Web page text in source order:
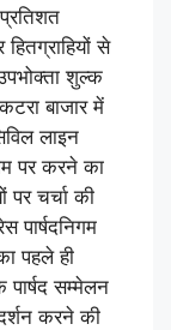
से
शुल्क
बाजार में
लाइन
पर करने का
पर चर्चा की
पार्षदनिगम
पहले ही
सम्मेलन
करने की